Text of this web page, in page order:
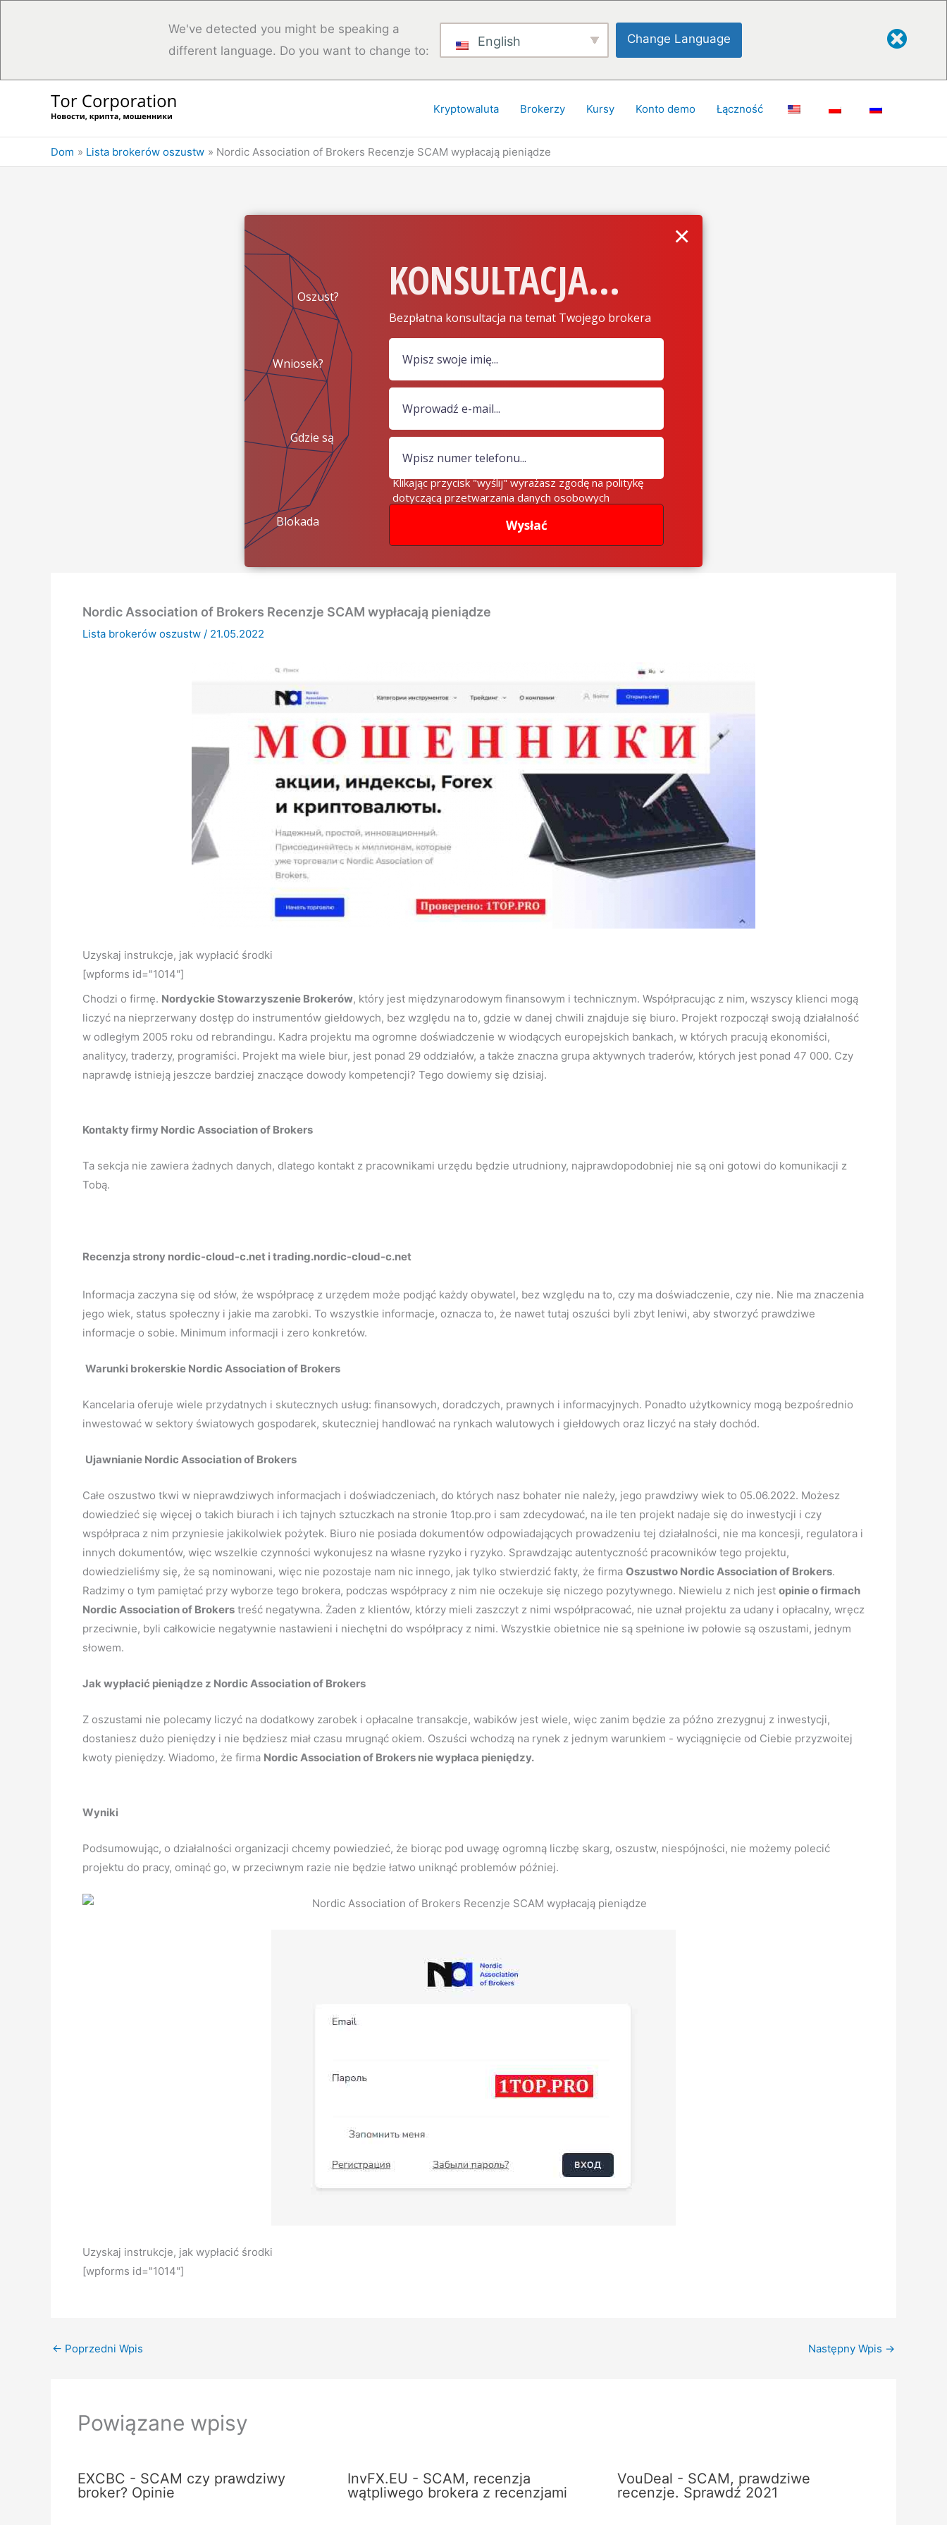
We've detected you might be speaking a
different language. Do you want to change to:
English Change Language
Kryptowaluta Brokerzy Kursy Konto demo Łączność
Dom Lista brokerów oszustw Nordic Association of Brokers Recenzje SCAM wypłacają pieniądze
KONSULTACJA...
Bezpłatna konsultacja na temat Twojego brokera
Oszust?
Wniosek?
Gdzie są
pieniądze?
Blokada
Wysłać
×
Klikając przycisk "wyślij" wyrażasz zgodę na politykę
dotyczącą przetwarzania danych osobowych
Nordic Association of Brokers Recenzje SCAM wypłacają pieniądze
Lista brokerów oszustw / 21.05.2022
Uzyskaj instrukcje, jak wypłacić środki
[wpforms id="1014"]
Chodzi o firmę. Nordyckie Stowarzyszenie Brokerów, który jest międzynarodowym finansowym i technicznym. Współpracując z nim, wszyscy klienci mogą
liczyć na nieprzerwany dostęp do instrumentów giełdowych, bez względu na to, gdzie w danej chwili znajduje się biuro. Projekt rozpoczął swoją działalność
w odległym 2005 roku od rebrandingu. Kadra projektu ma ogromne doświadczenie w wiodących europejskich bankach, w których pracują ekonomiści,
analitycy, traderzy, programiści. Projekt ma wiele biur, jest ponad 29 oddziałów, a także znaczna grupa aktywnych traderów, których jest ponad 47 000. Czy
naprawdę istnieją jeszcze bardziej znaczące dowody kompetencji? Tego dowiemy się dzisiaj.
Kontakty firmy Nordic Association of Brokers
Ta sekcja nie zawiera żadnych danych, dlatego kontakt z pracownikami urzędu będzie utrudniony, najprawdopodobniej nie są oni gotowi do komunikacji z
Tobą.
Recenzja strony nordic-cloud-c.net i trading.nordic-cloud-c.net
Informacja zaczyna się od słów, że współpracę z urzędem może podjąć każdy obywatel, bez względu na to, czy ma doświadczenie, czy nie. Nie ma znaczenia
jego wiek, status społeczny i jakie ma zarobki. To wszystkie informacje, oznacza to, że nawet tutaj oszuści byli zbyt leniwi, aby stworzyć prawdziwe
informacje o sobie. Minimum informacji i zero konkretów.
Warunki brokerskie Nordic Association of Brokers
Kancelaria oferuje wiele przydatnych i skutecznych usług: finansowych, doradczych, prawnych i informacyjnych. Ponadto użytkownicy mogą bezpośrednio
inwestować w sektory światowych gospodarek, skuteczniej handlować na rynkach walutowych i giełdowych oraz liczyć na stały dochód.
Ujawnianie Nordic Association of Brokers
Całe oszustwo tkwi w nieprawdziwych informacjach i doświadczeniach, do których nasz bohater nie należy, jego prawdziwy wiek to 05.06.2022. Możesz
dowiedzieć się więcej o takich biurach i ich tajnych sztuczkach na stronie 1top.pro i sam zdecydować, na ile ten projekt nadaje się do inwestycji i czy
współpraca z nim przyniesie jakikolwiek pożytek. Biuro nie posiada dokumentów odpowiadających prowadzeniu tej działalności, nie ma koncesji, regulatora i
innych dokumentów, więc wszelkie czynności wykonujesz na własne ryzyko i ryzyko. Sprawdzając autentyczność pracowników tego projektu,
dowiedzieliśmy się, że są nominowani, więc nie pozostaje nam nic innego, jak tylko stwierdzić fakty, że firma Oszustwo Nordic Association of Brokers.
Radzimy o tym pamiętać przy wyborze tego brokera, podczas współpracy z nim nie oczekuje się niczego pozytywnego. Niewielu z nich jest opinie o firmach
Nordic Association of Brokers treść negatywna. Żaden z klientów, którzy mieli zaszczyt z nimi współpracować, nie uznał projektu za udany i opłacalny, wręcz
przeciwnie, byli całkowicie negatywnie nastawieni i niechętni do współpracy z nimi. Wszystkie obietnice nie są spełnione iw połowie są oszustami, jednym
słowem.
Jak wypłacić pieniądze z Nordic Association of Brokers
Z oszustami nie polecamy liczyć na dodatkowy zarobek i opłacalne transakcje, wabików jest wiele, więc zanim będzie za późno zrezygnuj z inwestycji,
dostaniesz dużo pieniędzy i nie będziesz miał czasu mrugnąć okiem. Oszuści wchodzą na rynek z jednym warunkiem - wyciągnięcie od Ciebie przyzwoitej
kwoty pieniędzy. Wiadomo, że firma Nordic Association of Brokers nie wypłaca pieniędzy.
Wyniki
Podsumowując, o działalności organizacji chcemy powiedzieć, że biorąc pod uwagę ogromną liczbę skarg, oszustw, niespójności, nie możemy polecić
projektu do pracy, ominąć go, w przeciwnym razie nie będzie łatwo uniknąć problemów później.
Uzyskaj instrukcje, jak wypłacić środki
[wpforms id="1014"]
← Poprzedni Wpis Następny Wpis →
Powiązane wpisy
EXCBC - SCAM czy prawdziwy
broker? Opinie
InvFX.EU - SCAM, recenzja
wątpliwego brokera z recenzjami
VouDeal - SCAM, prawdziwe
recenzje. Sprawdź 2021